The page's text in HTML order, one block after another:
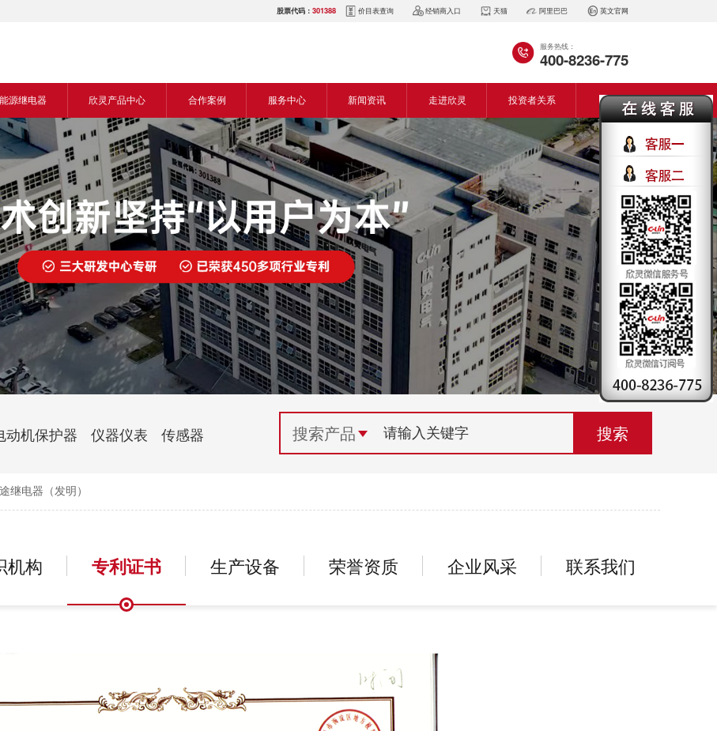
价目表查询 经销商入口 天猫 阿里巴巴 英文官网
股票代码：301388
服务热线：
400-8236-775
源继电器
交流继电器
直流继电器
欣灵产品中心
继电器
传感器
电气传动与控制
仪器仪表
开关
配电控制
合作案例
食品机械行业
机床行业
塑料机械行业
建筑机械行业
包装机械行业
纺织机械行业
服务中心
营销网络
服务热线
电商平台
下载中心
视频中心
电气百科
常见问题
技术支持
新闻资讯
新闻动态
展会资讯
电气百科
常见问答
走进欣灵
企业简介
董事长致词
企业风采
专利证书
生产设备
荣誉资质
组织机构
联系欣灵
投资者关系
动机保护器 仪器仪表 传感器
继电器（发明）
机构 专利证书 生产设备 荣誉资质 企业风采 联系我们